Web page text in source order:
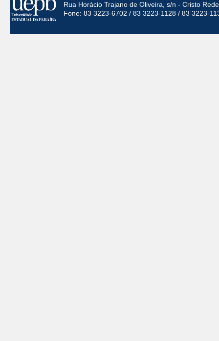
Rua Horácio Trajano de Oliveira, s/n - Cristo
Fone: 83 3223-6702 / 83 3223-1128 / 83 3223-